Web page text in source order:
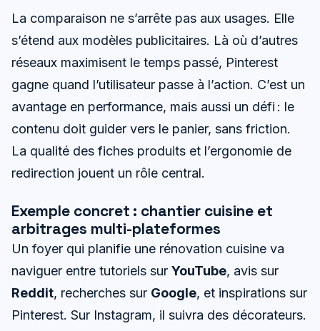
La comparaison ne s’arrête pas aux usages. Elle
s’étend aux modèles publicitaires. Là où d’autres
réseaux maximisent le temps passé, Pinterest
gagne quand l’utilisateur passe à l’action. C’est un
avantage en performance, mais aussi un défi : le
contenu doit guider vers le panier, sans friction.
La qualité des fiches produits et l’ergonomie de
redirection jouent un rôle central.
Exemple concret : chantier cuisine et
arbitrages multi-plateformes
Un foyer qui planifie une rénovation cuisine va
naviguer entre tutoriels sur YouTube, avis sur
Reddit, recherches sur Google, et inspirations sur
Pinterest. Sur Instagram, il suivra des décorateurs.